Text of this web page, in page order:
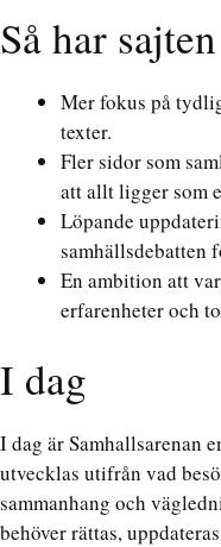
Så har
Mer fokus på
texter.
Fler sidor som
att allt ligger som
Löpande
samhällsdebatten
En ambition att
erfarenheter och
I dag
I dag är Samhallsarenan
utvecklas utifrån vad
sammanhang och
behöver rättas,